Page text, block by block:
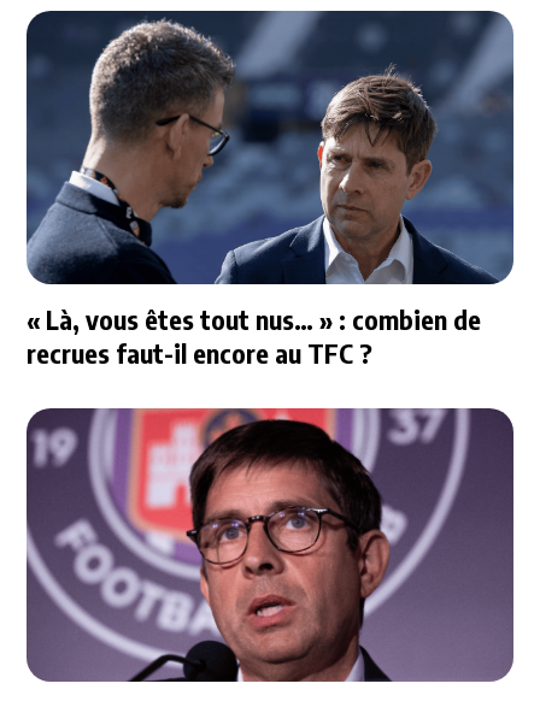
« Là, vous êtes tout nus… » : combien de
recrues faut-il encore au TFC ?